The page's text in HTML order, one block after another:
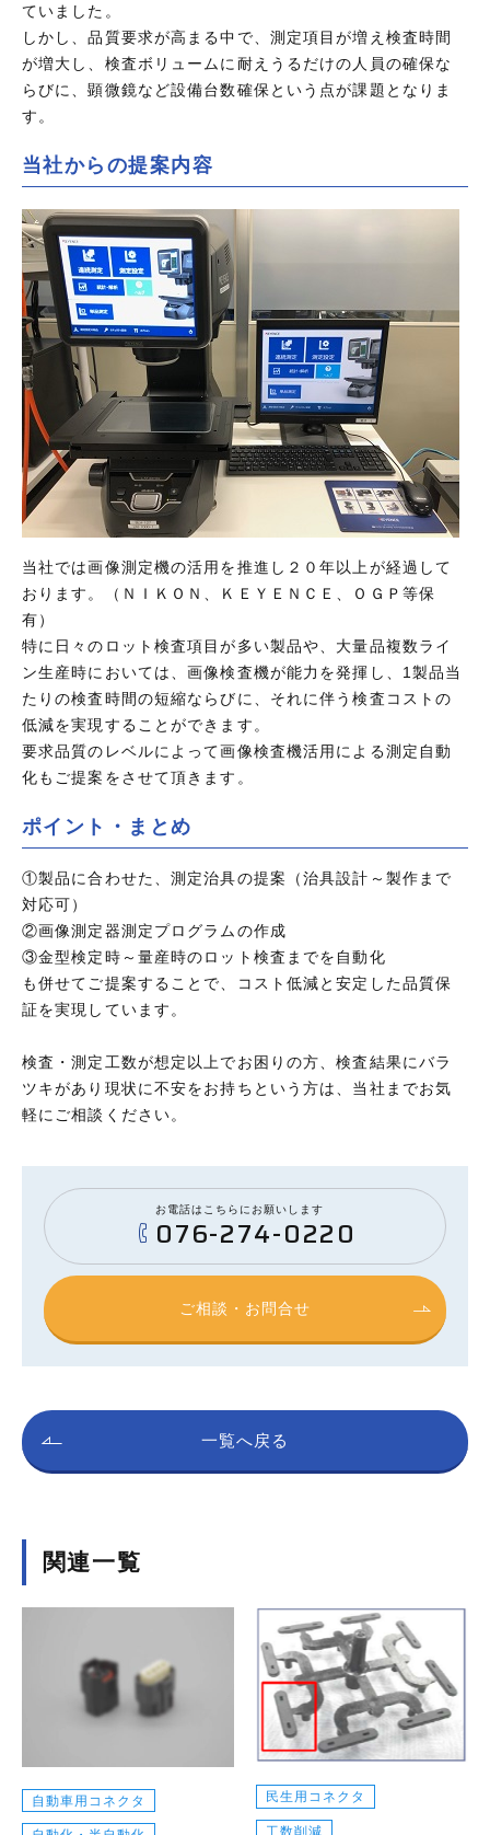
ていました。
しかし、品質要求が高まる中で、測定項目が増え検査時間
が増大し、検査ボリュームに耐えうるだけの人員の確保な
らびに、顕微鏡など設備台数確保という点が課題となりま
す。
当社からの提案内容
当社では画像測定機の活用を推進し２０年以上が経過して
おります。（ＮＩＫＯＮ、ＫＥＹＥＮＣＥ、ＯＧＰ等保
有）
特に日々のロット検査項目が多い製品や、大量品複数ライ
ン生産時においては、画像検査機が能力を発揮し、1製品当
たりの検査時間の短縮ならびに、それに伴う検査コストの
低減を実現することができます。
要求品質のレベルによって画像検査機活用による測定自動
化もご提案をさせて頂きます。
ポイント・まとめ
①製品に合わせた、測定治具の提案（治具設計～製作まで
対応可）
②画像測定器測定プログラムの作成
③金型検定時～量産時のロット検査までを自動化
も併せてご提案することで、コスト低減と安定した品質保
証を実現しています。
検査・測定工数が想定以上でお困りの方、検査結果にバラ
ツキがあり現状に不安をお持ちという方は、当社までお気
軽にご相談ください。
お電話はこちらにお願いします
076-274-0220
ご相談・お問合せ
一覧へ戻る
関連一覧
自動車用コネクタ 民生用コネクタ
工数削減